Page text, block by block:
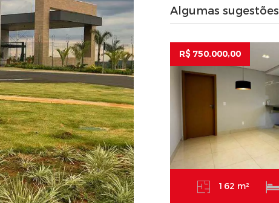
Algumas sugestões
R$ 750.000,00
162 m²